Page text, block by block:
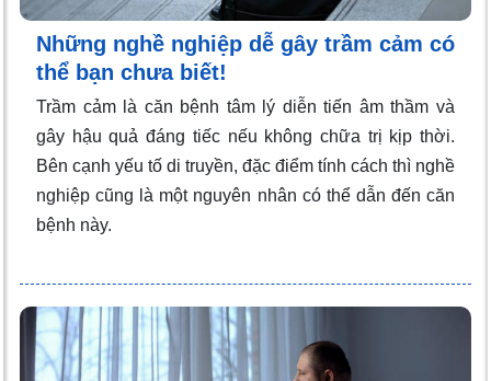
Những nghề nghiệp dễ gây trầm cảm có
thể bạn chưa biết!
Trầm cảm là căn bệnh tâm lý diễn tiến âm thầm và
gây hậu quả đáng tiếc nếu không chữa trị kịp thời.
Bên cạnh yếu tố di truyền, đặc điểm tính cách thì nghề
nghiệp cũng là một nguyên nhân có thể dẫn đến căn
bệnh này.